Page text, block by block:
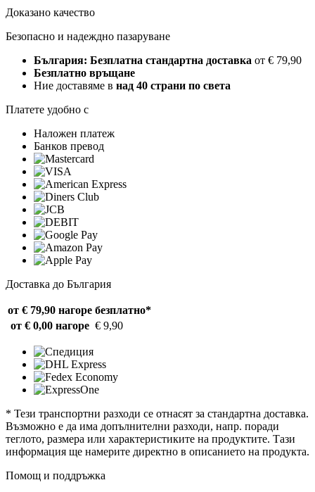
Доказано качество
Безопасно и надеждно пазаруване
България: Безплатна стандартна доставка от € 79,90
Безплатно връщане
Ние доставяме в над 40 страни по света
Платете удобно с
Наложен платеж
Банков превод
Доставка до България
от € 79,90 нагоре безплатно*
от € 0,00 нагоре € 9,90
* Тези транспортни разходи се отнасят за стандартна доставка.
Възможно е да има допълнителни разходи, напр. поради
теглото, размера или характеристиките на продуктите. Тази
информация ще намерите директно в описанието на продукта.
Помощ и поддръжка